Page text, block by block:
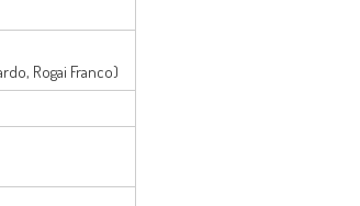
Rogai Franco)